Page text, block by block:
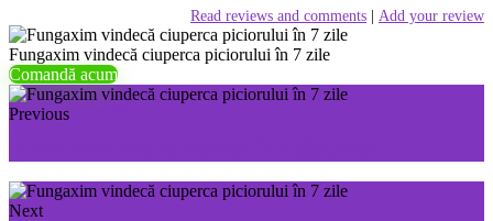
Add your review
Read reviews and comments
Fungaxim vindecă ciuperca piciorului în 7 zile
Comandă acum
Previous
Next